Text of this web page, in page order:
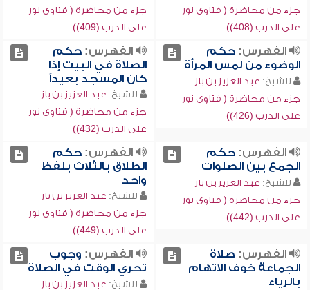
جزء من محاضرة ( فتاوى نور
على الدرب (408))
جزء من محاضرة ( فتاوى نور
على الدرب (409))
الفهرس:حكم
الوضوء من لمس المرأة
للشيخ: عبد العزيز بن باز
جزء من محاضرة ( فتاوى نور
على الدرب (426))
الفهرس:حكم
الصلاة في البيت إذا
كان المسجد بعيداً
للشيخ: عبد العزيز بن باز
جزء من محاضرة ( فتاوى نور
على الدرب (432))
الفهرس:حكم
الجمع بين الصلوات
للشيخ: عبد العزيز بن باز
جزء من محاضرة ( فتاوى نور
على الدرب (442))
الفهرس:حكم
الطلاق بالثلاث بلفظ
واحد
للشيخ: عبد العزيز بن باز
جزء من محاضرة ( فتاوى نور
على الدرب (449))
الفهرس: صلاة
الجماعة خوف الاتهام
بالرياء
الفهرس: وجوب
تحري الوقت في الصلاة
للشيخ: عبد العزيز بن باز